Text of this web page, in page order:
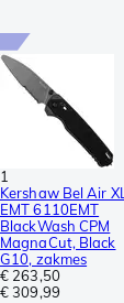
1
Kershaw Bel Air XL
EMT 6110EMT
BlackWash CPM
MagnaCut, Black
G10, zakmes
€ 263,50
€ 309,99